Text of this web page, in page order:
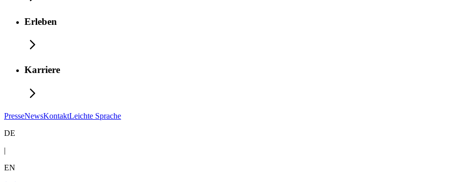
Erleben
Karriere
PresseNewsKontaktLeichte Sprache
DE
|
EN